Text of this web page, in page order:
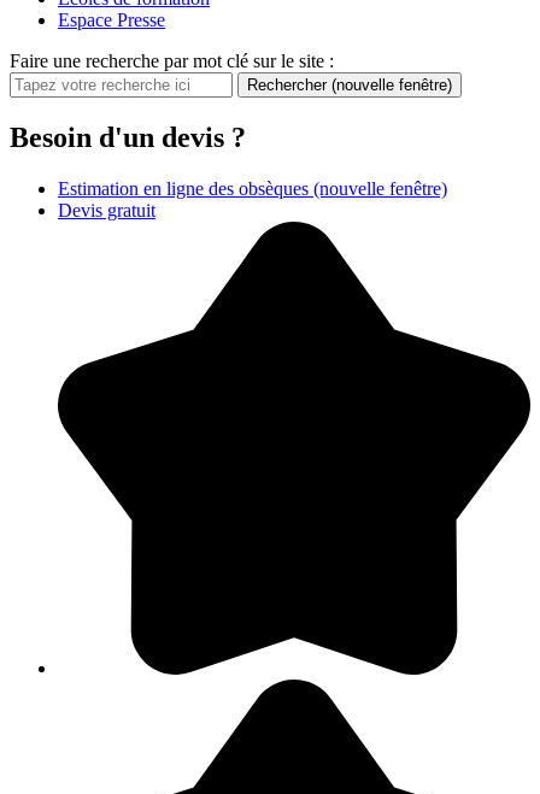
Espace Presse
Faire une recherche par mot clé sur le site :
Rechercher (nouvelle fenêtre)
Besoin d'un devis ?
Estimation en ligne des obsèques (nouvelle fenêtre)
Devis gratuit